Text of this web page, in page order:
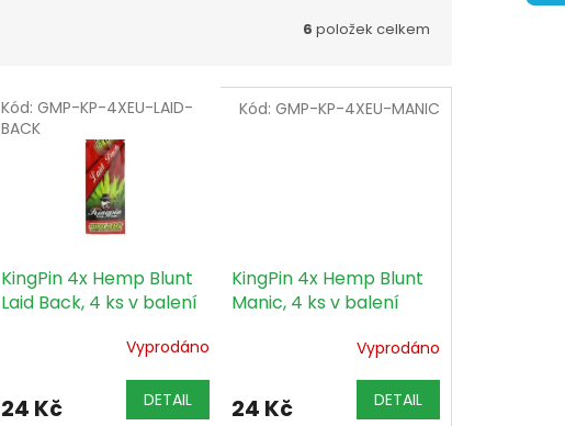
6 položek celkem
KingPin 4x Hemp Blunt
Laid Back, 4 ks v balení
Vyprodáno
24 Kč DETAIL
Kód: GMP-KP-4XEU-LAID-
BACK
KingPin 4x Hemp Blunt
Manic, 4 ks v balení
Vyprodáno
24 Kč DETAIL
Kód: GMP-KP-4XEU-MANIC